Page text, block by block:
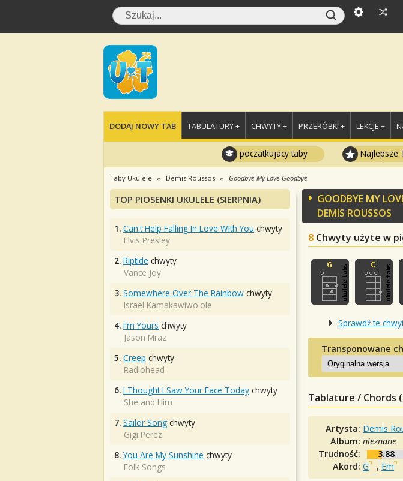
DODAJ NOWY TAB TABULATURY + CHWYTY + PRZERÓBKI + LEKCJE +
poczatkujacy taby Najlepsze
Taby Ukulele Demis Roussos Goodbye My Love Goodbye
GOODBYE MY
DEMIS ROUSSOS
8 Chwyty użyte w
Sprawdź te
Transponowane
Tablature / Chords
Artysta: Demis
Album:nieznane
Trudność:
3.88
Akord:G , Em
TOP PIOSENKI UKULELE (SIERPNIA)
1. Can't Help Falling In Love With You chwyty
Elvis Presley
2. Riptide chwyty
Vance Joy
3. Somewhere Over The Rainbow chwyty
Israel Kamakawiwo'ole
4. I'm Yours chwyty
Jason Mraz
5. Creep chwyty
Radiohead
6. I Thought I Saw Your Face Today chwyty
She and Him
7. Sailor Song chwyty
Gigi Perez
8. You Are My Sunshine chwyty
Folk Songs